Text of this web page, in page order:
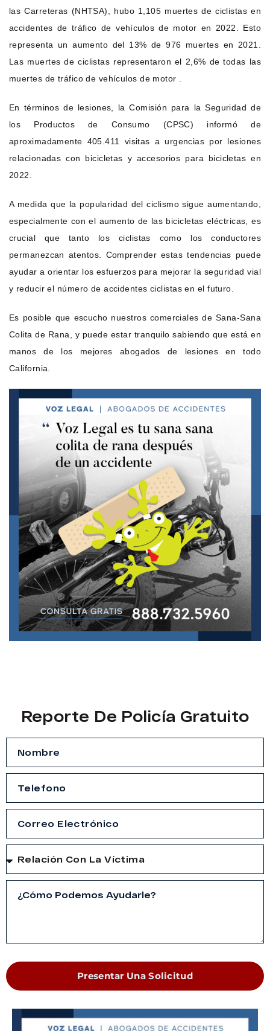
las Carreteras (NHTSA), hubo 1,105 muertes de ciclistas en
accidentes de tráfico de vehículos de motor en 2022. Esto
representa un aumento del 13% de 976 muertes en 2021.
Las muertes de ciclistas representaron el 2,6% de todas las
muertes de tráfico de vehículos de motor .
En términos de lesiones, la Comisión para la Seguridad de
los Productos de Consumo (CPSC) informó de
aproximadamente 405.411 visitas a urgencias por lesiones
relacionadas con bicicletas y accesorios para bicicletas en
2022.
A medida que la popularidad del ciclismo sigue aumentando,
especialmente con el aumento de las bicicletas eléctricas, es
crucial que tanto los ciclistas como los conductores
permanezcan atentos. Comprender estas tendencias puede
ayudar a orientar los esfuerzos para mejorar la seguridad vial
y reducir el número de accidentes ciclistas en el futuro.
Es posible que escucho nuestros comerciales de Sana-Sana
Colita de Rana, y puede estar tranquilo sabiendo que está en
manos de los mejores abogados de lesiones en todo
California.
Reporte De Policía Gratuito
Presentar Una Solicitud